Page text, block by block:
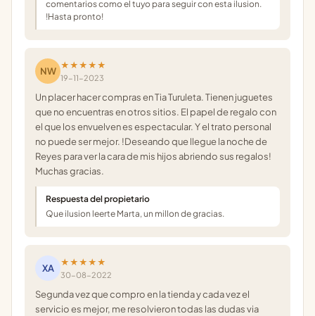
comentarios como el tuyo para seguir con esta ilusion.
!Hasta pronto!
NW
★★★★★
19-11-2023
Un placer hacer compras en Tia Turuleta. Tienen juguetes
que no encuentras en otros sitios. El papel de regalo con
el que los envuelven es espectacular. Y el trato personal
no puede ser mejor. !Deseando que llegue la noche de
Reyes para ver la cara de mis hijos abriendo sus regalos!
Muchas gracias.
Respuesta del propietario
Que ilusion leerte Marta, un millon de gracias.
XA
★★★★★
30-08-2022
Segunda vez que compro en la tienda y cada vez el
servicio es mejor, me resolvieron todas las dudas via